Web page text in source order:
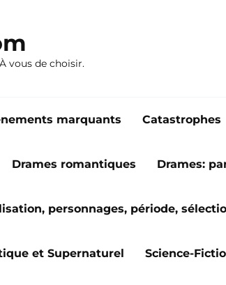
vous de choisir.
marquants Catastrophes
Drames romantiques Drames:
personnages, période,
et Supernaturel Science-